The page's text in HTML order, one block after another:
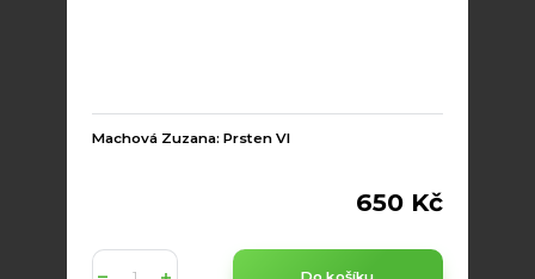
Machová Zuzana: Prsten VI
650 Kč